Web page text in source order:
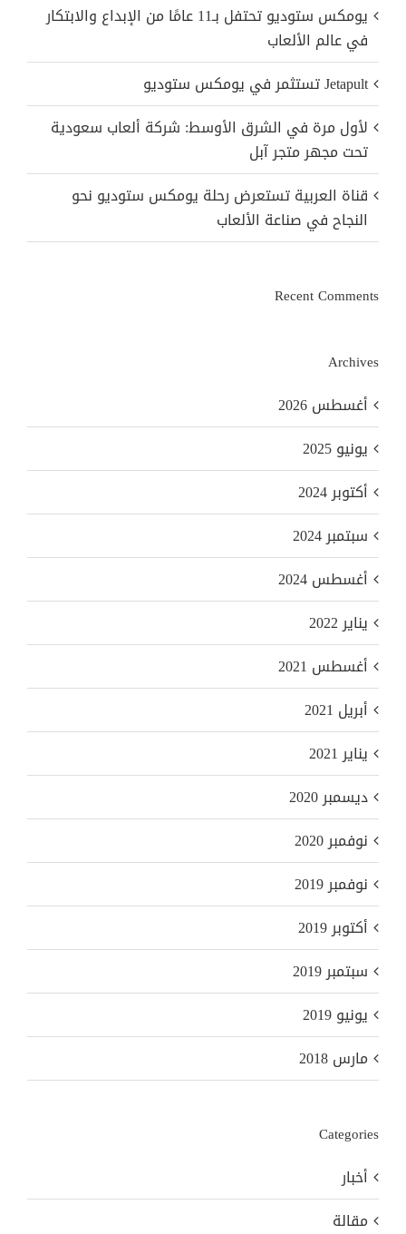
يومكس ستوديو تحتفل بـ11 عامًا من الإبداع والابتكار
في عالم الألعاب
Jetapult تستثمر في يومكس ستوديو
لأول مرة في الشرق الأوسط: شركة ألعاب سعودية
تحت مجهر متجر آبل
قناة العربية تستعرض رحلة يومكس ستوديو نحو
النجاح في صناعة الألعاب
Recent Comments
Archives
أغسطس 2026
يونيو 2025
أكتوبر 2024
سبتمبر 2024
أغسطس 2024
يناير 2022
أغسطس 2021
أبريل 2021
يناير 2021
ديسمبر 2020
نوفمبر 2020
نوفمبر 2019
أكتوبر 2019
سبتمبر 2019
يونيو 2019
مارس 2018
Categories
أخبار
مقالة